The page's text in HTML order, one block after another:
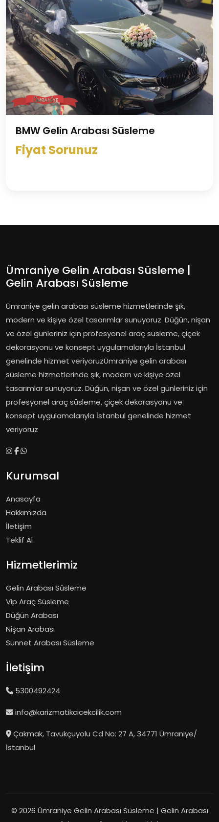
BMW Gelin Arabası Süsleme
Fiyat Sorunuz
Ümraniye Gelin Arabası Süsleme |
Gelin Arabası Süsleme
Ümraniye gelin arabası süsleme hizmetlerinde şık,
modern ve kişiye özel tasarımlar sunuyoruz. Düğün, nişan
ve özel günleriniz için profesyonel araç süsleme, çiçek
dekorasyonu ve konsept uygulamalarıyla İstanbul
genelinde hizmet veriyoruzÜmraniye gelin arabası
süsleme hizmetlerinde şık, modern ve kişiye özel
tasarımlar sunuyoruz. Düğün, nişan ve özel günleriniz için
profesyonel araç süsleme, çiçek dekorasyonu ve
konsept uygulamalarıyla İstanbul genelinde hizmet
veriyoruz
Kurumsal
Anasayfa
Hakkımızda
İletişim
Teklif Al
Hizmetlerimiz
Gelin Arabası Süsleme
Vip Araç Süsleme
Düğün Arabası
Nişan Arabası
Sünnet Arabası Süsleme
İletişim
5300492424
info@karizmatikcicekcilik.com
Çakmak, Tavukçuyolu Cd No: 27 A, 34771 Ümraniye/
İstanbul
© 2026 Ümraniye Gelin Arabası Süsleme | Gelin Arabası